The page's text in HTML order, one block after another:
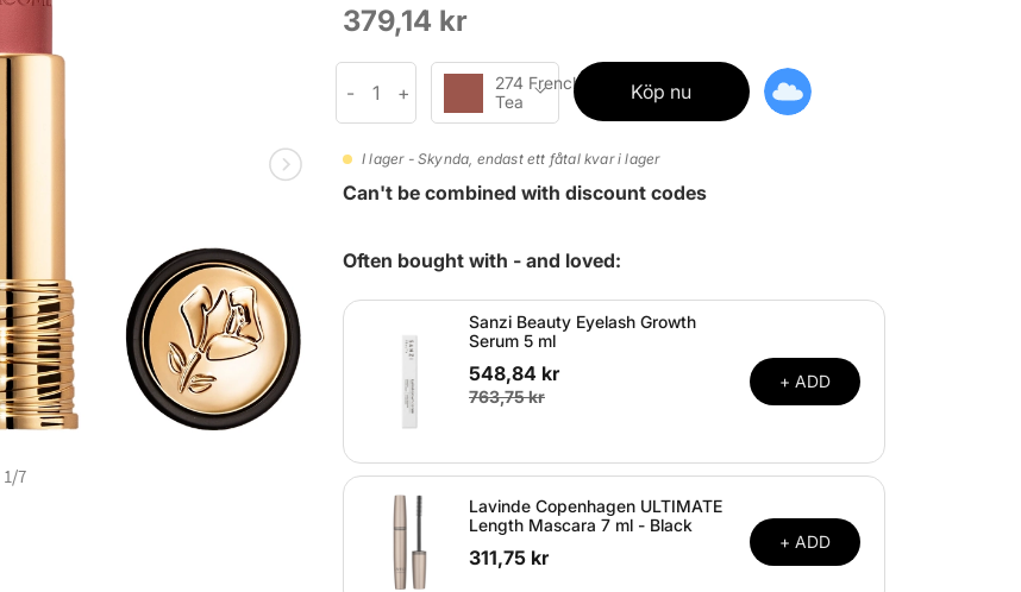
1/7
379,14 kr
274 French
Tea
Köp nu
I lager - Skynda, endast ett fåtal kvar i lager
Can't be combined with discount codes
Often bought with - and loved:
Sanzi Beauty Eyelash Growth
Serum 5 ml
548,84 kr
763,75 kr
+ ADD
Lavinde Copenhagen ULTIMATE
Length Mascara 7 ml - Black
311,75 kr
+ ADD